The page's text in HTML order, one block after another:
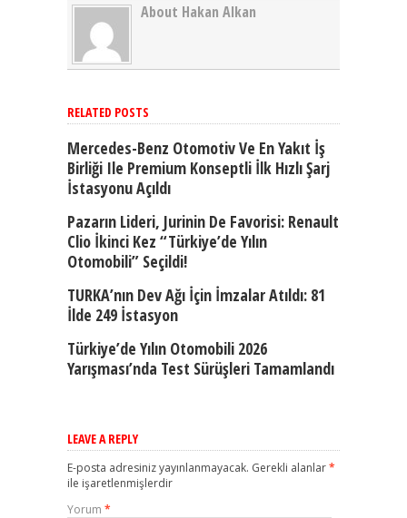
About Hakan Alkan
RELATED POSTS
Mercedes-Benz Otomotiv Ve En Yakıt İş
Birliği Ile Premium Konseptli İlk Hızlı Şarj
İstasyonu Açıldı
Pazarın Lideri, Jurinin De Favorisi: Renault
Clio İkinci Kez “Türkiye’de Yılın
Otomobili” Seçildi!
TURKA’nın Dev Ağı İçin İmzalar Atıldı: 81
İlde 249 İstasyon
Türkiye’de Yılın Otomobili 2026
Yarışması’nda Test Sürüşleri Tamamlandı
LEAVE A REPLY
E-posta adresiniz yayınlanmayacak. Gerekli alanlar*
ile işaretlenmişlerdir
Yorum *